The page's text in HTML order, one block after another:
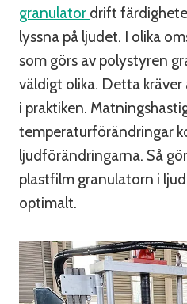
granulator drift
lyssna på ljudet. I olika
som görs av polystyren
väldigt olika. Detta
i praktiken.
temperaturförändringar
ljudförändringarna. Så
plastfilm granulatorn i
optimalt.